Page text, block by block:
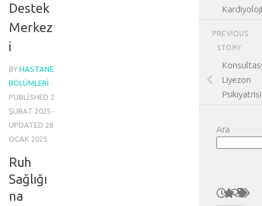
Destek
Merkez
i
BY HASTANE
BÖLÜMLERI ·
PUBLISHED 2
ŞUBAT 2025 ·
UPDATED 28
OCAK 2025
Ruh
Sağlığı
na
Kardiyoloji
PREVIOUS
STORY
Liyezon
Psikiyatrisi
Ara